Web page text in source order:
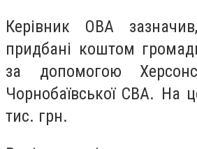
Керівник ОВА
придбані коштом
за допомогою
Чорнобаївської СВА. На
тис. грн.